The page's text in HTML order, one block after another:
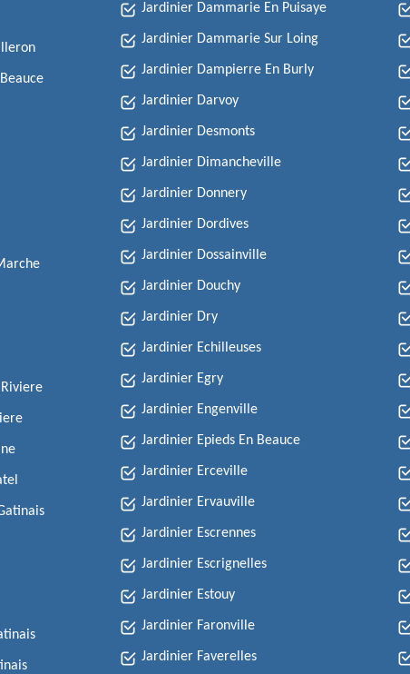
Jardinier Dammarie En Puisaye
Jardinier Dammarie Sur Loing
Jardinier Dampierre En Burly
Jardinier Darvoy
Jardinier Desmonts
Jardinier Dimancheville
Jardinier Donnery
Jardinier Dordives
Jardinier Dossainville
Jardinier Douchy
Jardinier Dry
Jardinier Echilleuses
Jardinier Egry
Jardinier Engenville
Jardinier Epieds En Beauce
Jardinier Erceville
Jardinier Ervauville
Jardinier Escrennes
Jardinier Escrignelles
Jardinier Estouy
Jardinier Faronville
Jardinier Faverelles